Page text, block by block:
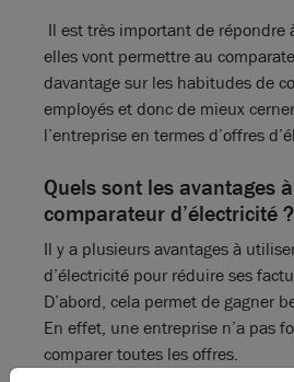
Il est très important de répondre
elles vont permettre au
davantage sur les habitudes de
employés et donc de mieux
l’entreprise en termes d’offres
Quels sont les avantages
comparateur d’électricité ?
Il y a plusieurs avantages à
d’électricité pour réduire ses
D’abord, cela permet de gagner
En effet, une entreprise n’a pas
comparer toutes les offres.